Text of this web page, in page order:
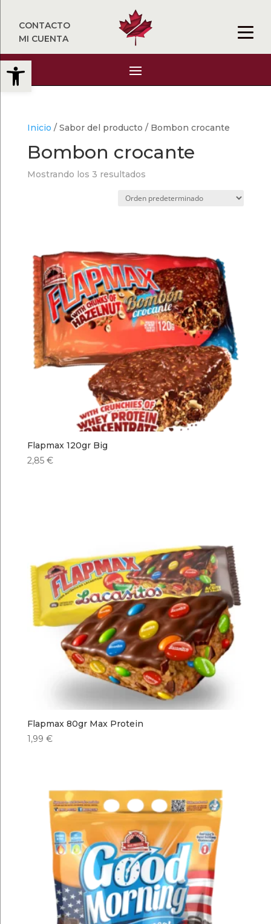
Abrir barra de herramientas
CONTACTO
MI CUENTA
Inicio / Sabor del producto / Bombon crocante
Bombon crocante
Mostrando los 3 resultados
Flapmax 120gr Big
2,85 €
Flapmax 80gr Max Protein
1,99 €